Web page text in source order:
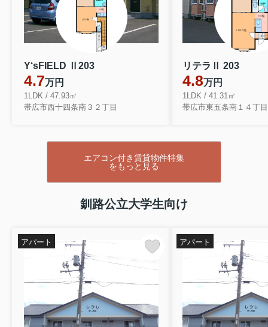
Y‘sFIELD Ⅱ203
4.7万円
1LDK / 47.93㎡
帯広市西十四条南３２丁目
リテラⅡ 203
4.8万円
1LDK / 41.31㎡
帯広市東五条南１４丁目
エアコン付き賃貸物件特集
をもっと見る
釧路公立大学生向け
アパート アパート